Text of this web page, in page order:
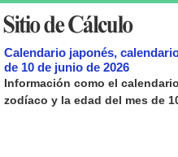
Calendario japonés,
de 10 de junio de 2026
Información como el
zodíaco y la edad del mes de